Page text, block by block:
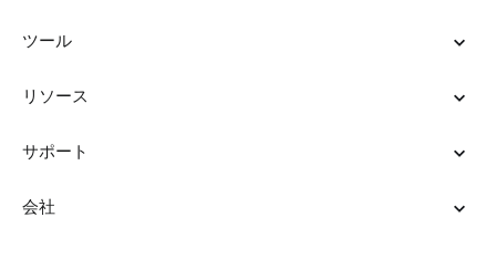
ツール
リソース
サポート
会社